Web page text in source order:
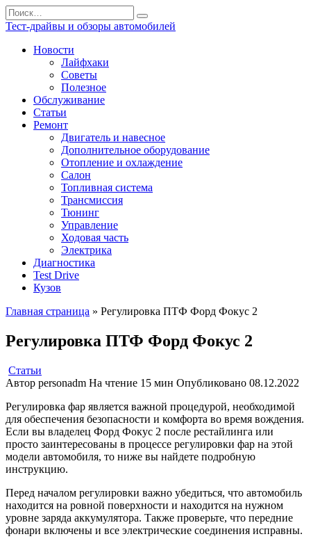
Перейти
к
содержанию
Search
for:
Тест-драйвы и обзоры автомобилей
Новости
Лайфхаки
Советы
Полезное
Обслуживание
Статьи
Ремонт
Двигатель и навесное
Дополнительное оборудование
Отопление и охлаждение
Салон
Топливная система
Трансмиссия
Тюнинг
Управление
Ходовая часть
Электрика
Диагностика
Test Drive
Кузов
Главная страница » Регулировка ПТФ Форд Фокус 2
Регулировка ПТФ Форд Фокус 2
Статьи
Автор personadm На чтение 15 мин Опубликовано 08.12.2022
Регулировка фар является важной процедурой, необходимой
для обеспечения безопасности и комфорта во время вождения.
Если вы владелец Форд Фокус 2 после рестайлинга или
просто заинтересованы в процессе регулировки фар на этой
модели автомобиля, то ниже вы найдете подробную
инструкцию.
Перед началом регулировки важно убедиться, что автомобиль
находится на ровной поверхности и находится на нужном
уровне заряда аккумулятора. Также проверьте, что передние
фонари включены и все электрические соединения исправны.